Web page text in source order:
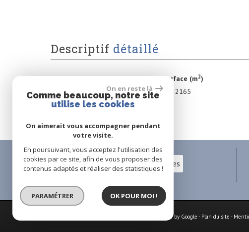
descriptif détaillé
Surface (m2)
terrain
2165
Espace propriétaires
© 2026 | Tous droits réservés | Traduction powered by Google - Plan du site -
On en reste là
Comme beaucoup, notre site
utilise les cookies
On aimerait vous accompagner pendant
votre visite.
En poursuivant, vous acceptez l'utilisation des
cookies par ce site, afin de vous proposer des
contenus adaptés et réaliser des statistiques !
PARAMÉTRER OK POUR MOI !